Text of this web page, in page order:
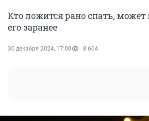
Кто ложится рано спать, может
его заранее
30 декабря 2024, 17:00 8 604